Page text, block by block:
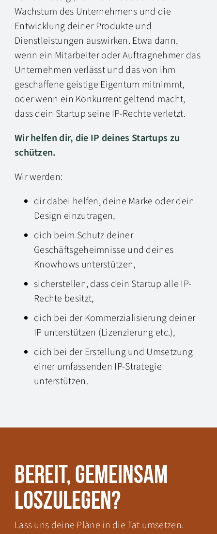
Wachstum des Unternehmens und die
Entwicklung deiner Produkte und
Dienstleistungen auswirken. Etwa dann,
wenn ein Mitarbeiter oder Auftragnehmer das
Unternehmen verlässt und das von ihm
geschaffene geistige Eigentum mitnimmt,
oder wenn ein Konkurrent geltend macht,
dass dein Startup seine IP-Rechte verletzt.
Wir helfen dir, die IP deines Startups zu
schützen.
Wir werden:
dir dabei helfen, deine Marke oder dein
Design einzutragen,
dich beim Schutz deiner
Geschäftsgeheimnisse und deines
Knowhows unterstützen,
sicherstellen, dass dein Startup alle IP-
Rechte besitzt,
dich bei der Kommerzialisierung deiner
IP unterstützen (Lizenzierung etc.),
dich bei der Erstellung und Umsetzung
einer umfassenden IP-Strategie
unterstützen.
Bereit, gemeinsam
loszulegen?
Lass uns deine Pläne in die Tat umsetzen.